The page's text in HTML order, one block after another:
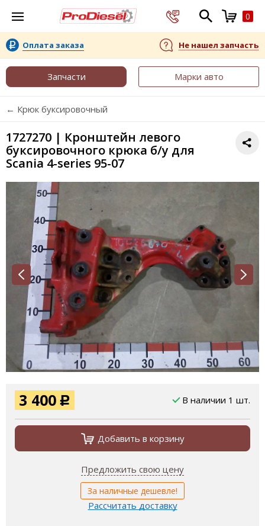
0
Оплата заказа Не нашел запчасть
Запчасти Марки авто
← Крюк буксировочный
1727270 | Кронштейн левого
буксировочного крюка б/у для
Scania 4-series 95-07
3 400 Р В наличии 1 шт.
Добавить в корзину
Предложить свою цену
За наличные дешевле!
Рассчитать доставку